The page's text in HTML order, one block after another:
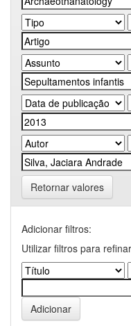
Retornar valores
Adicionar filtros:
Utilizar filtros para